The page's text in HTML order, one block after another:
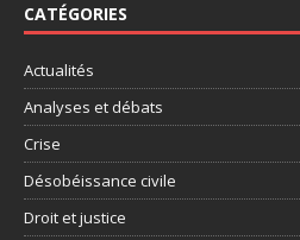
CATÉGORIES
Actualités
Analyses et débats
Crise
Désobéissance civile
Droit et justice